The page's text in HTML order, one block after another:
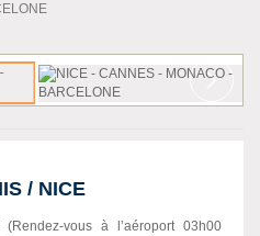
/ NICE
vous à l’aéroport 03h00